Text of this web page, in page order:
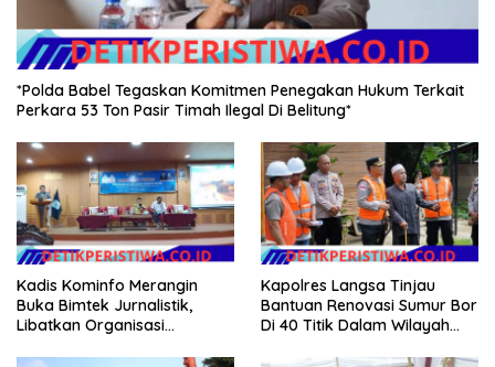
*Polda Babel Tegaskan Komitmen Penegakan Hukum Terkait
Perkara 53 Ton Pasir Timah Ilegal Di Belitung*
Kadis Kominfo Merangin
Buka Bimtek Jurnalistik,
Libatkan Organisasi
Kapolres Langsa Tinjau
Bantuan Renovasi Sumur Bor
Di 40 Titik Dalam Wilayah